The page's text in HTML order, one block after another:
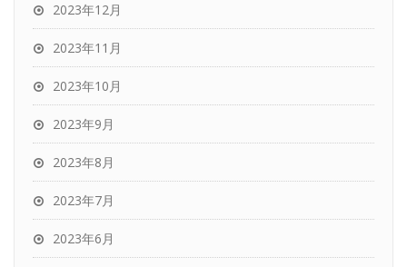
2023年12月
2023年11月
2023年10月
2023年9月
2023年8月
2023年7月
2023年6月